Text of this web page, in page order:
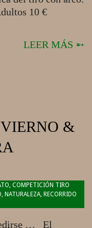
10 €
LEER MÁS ➵
&
, COMPETICIÓN TIRO
, NATURALEZA, RECORRIDO
… El